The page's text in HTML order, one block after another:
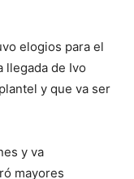
elogios para el
llegada de Ivo
y que va ser
y va
mayores